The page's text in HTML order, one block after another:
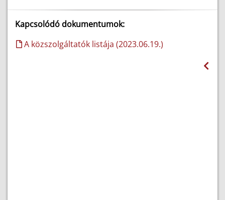
Kapcsolódó dokumentumok:
A közszolgáltatók listája (2023.06.19.)